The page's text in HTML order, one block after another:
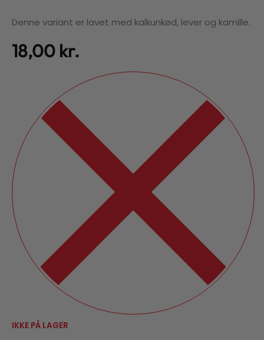
Denne variant er lavet med kalkunkød, lever og kamille.
18,00 kr.
IKKE PÅ LAGER